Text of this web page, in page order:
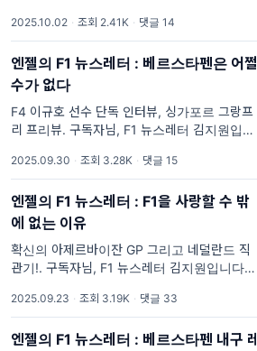
주 특별합니다. 최근 내구 레이스에 대한 이야
기를 부쩍 많이 하고 있는데요, 사실
2025.10.02 · 조회 2.41K · 댓글 14
엔젤의 F1 뉴스레터 : 베르스타펜은 어쩔
수가 없다
F4 이규호 선수 단독 인터뷰, 싱가포르 그랑프
리 프리뷰. 구독자님, F1 뉴스레터 김지원입니
참 빠르죠. 작년 이맘때 다녀왔던 싱가포르 직
관이 아직도 얼마 전 일 같은데 벌써 1년이 지
2025.09.30 · 조회 3.28K · 댓글 15
엔젤의 F1 뉴스레터 : F1을 사랑할 수 밖
에 없는 이유
확신의 아제르바이잔 GP 그리고 네덜란드 직
관기!. 구독자님, F1 뉴스레터 김지원입니다. 안
뉴스레터를 작성하고 있습니다. '경기에 집중하
지 무슨 멀티 테스킹이냐!' 하신다면 최소
2025.09.23 · 조회 3.19K · 댓글 33
엔젤의 F1 뉴스레터 : 베르스타펜 내구 레